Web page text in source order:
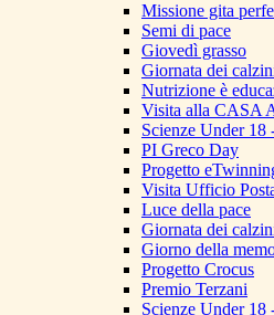
Missione gita
Semi di pace
Giovedì grasso
Giornata dei
Nutrizione è
Visita alla CASA
Scienze Under 18
PI Greco Day
Progetto
Visita Ufficio
Luce della pace
Giornata dei
Giorno della
Progetto Crocus
Premio Terzani
Scienze Under 18